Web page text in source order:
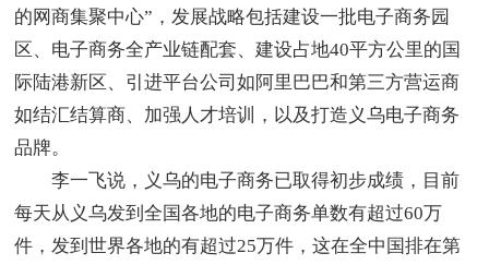
的网商集聚中心”，发展战略包括建设一批电子商务园
区、电子商务全产业链配套、建设占地40平方公里的国
际陆港新区、引进平台公司如阿里巴巴和第三方营运商
如结汇结算商、加强人才培训，以及打造义乌电子商务
品牌。
李一飞说，义乌的电子商务已取得初步成绩，目前
每天从义乌发到全国各地的电子商务单数有超过60万
件，发到世界各地的有超过25万件，这在全中国排在第